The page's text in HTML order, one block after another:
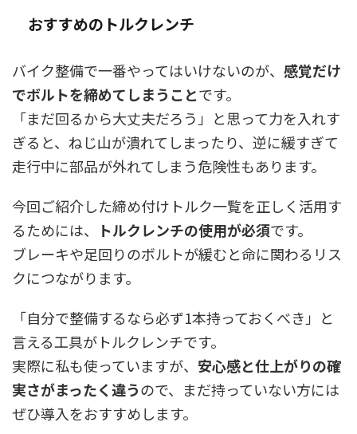
おすすめのトルクレンチ
バイク整備で一番やってはいけないのが、 感覚だけ
でボルトを締めてしまうことです。
「まだ回るから大丈夫だろう」と思って力を入れす
ぎると、ねじ山が潰れてしまったり、逆に緩すぎて
走行中に部品が外れてしまう危険性もあります。
今回ご紹介した締め付けトルク一覧を正しく活用す
るためには、
トルクレンチの使用が必須です。
ブレーキや足回りのボルトが緩むと命に関わるリス
クにつながります。
「自分で整備するなら必ず1本持っておくべき」と
言える工具がトルクレンチです。
実際に私も使っていますが、 安心感と仕上がりの確
実さがまったく違うので、まだ持っていない方には
ぜひ導入をおすすめします。